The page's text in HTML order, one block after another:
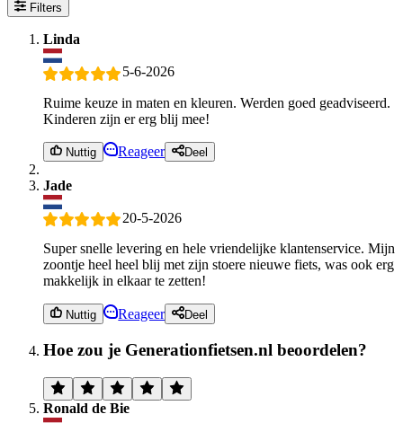
Filters
Linda
5-6-2026
Ruime keuze in maten en kleuren. Werden goed geadviseerd.
Kinderen zijn er erg blij mee!
Nuttig Reageer Deel
Jade
20-5-2026
Super snelle levering en hele vriendelijke klantenservice. Mijn
zoontje heel heel blij met zijn stoere nieuwe fiets, was ook erg
makkelijk in elkaar te zetten!
Nuttig Reageer Deel
Hoe zou je Generationfietsen.nl beoordelen?
Ronald de Bie